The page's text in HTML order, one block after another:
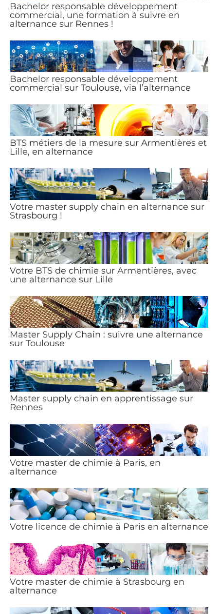
Bachelor responsable développement
commercial, une formation à suivre en
alternance sur Rennes !
Bachelor responsable développement
commercial sur Toulouse, via l’alternance
BTS métiers de la mesure sur Armentières et
Lille, en alternance
Votre master supply chain en alternance sur
Strasbourg !
Votre BTS de chimie sur Armentières, avec
une alternance sur Lille
Master Supply Chain : suivre une alternance
sur Toulouse
Master supply chain en apprentissage sur
Rennes
Votre master de chimie à Paris, en
alternance
Votre licence de chimie à Paris en alternance
Votre master de chimie à Strasbourg en
alternance